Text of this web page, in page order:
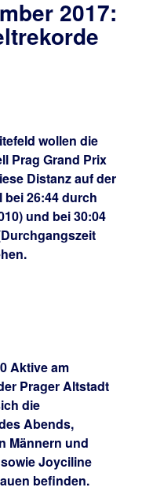
2017:
wollen die
Prag Grand Prix
Distanz auf der
bei 26:44 durch
und bei 30:04
Aktive am
Prager Altstadt
die
Abends,
Männern und
Joyciline
befinden.